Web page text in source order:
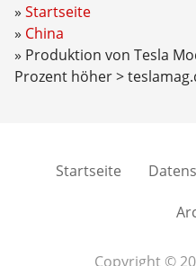
Startseite
China
Produktion von Tesla
Prozent höher >
Startseite
Copyright ©